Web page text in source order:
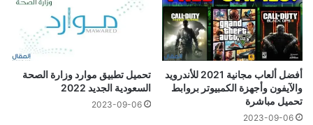
أفضل ألعاب مجانية 2021 للأندرويد
والآيفون وأجهزة الكمبيوتر بروابط
تحميل مباشرة
2023-09-06
تحميل تطبيق موارد وزارة الصحة
السعودية الجديد 2022
2023-09-06